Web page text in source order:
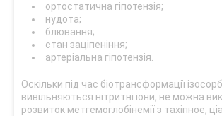
ортостатична гіпотензія;
нудота;
блювання;
стан заціпеніння;
артеріальна гіпотензія.
Оскільки під час біотрансформації
вивільняються нітритні іони, не можна
розвиток метгемоглобінемії з тахіпное,